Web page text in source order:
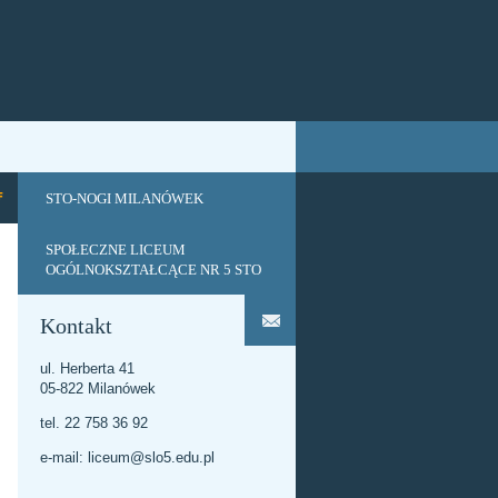
STO-NOGI MILANÓWEK
SPOŁECZNE LICEUM
OGÓLNOKSZTAŁCĄCE NR 5 STO
Kontakt
ul. Herberta 41
05-822 Milanówek
tel. 22 758 36 92
e-mail: liceum@slo5.edu.pl